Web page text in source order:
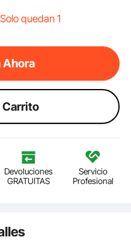
Solo quedan 1
Ahora
Carrito
Devoluciones
GRATUITAS
Servicio
Profesional